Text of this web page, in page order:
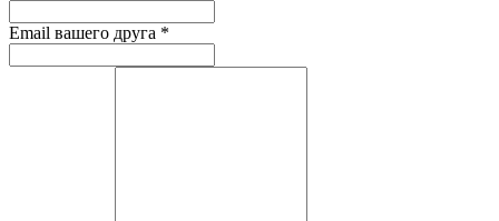
Email вашего друга *